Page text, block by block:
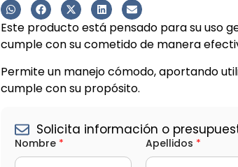
Este producto está pensado para su uso
cumple con su cometido de manera
Permite un manejo cómodo, aportando
cumple con su propósito.
Solicita información o
e
l
e
Nombre * Apellidos *